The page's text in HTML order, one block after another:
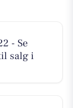
- Se
salg i